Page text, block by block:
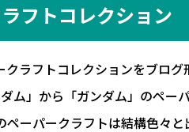
フトコレクション
クラフトコレクションをブログ
ム」から「ガンダム」のペー
ペーパークラフトは結構色々と